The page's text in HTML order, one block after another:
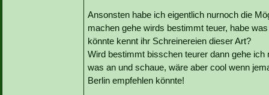
Ansonsten habe ich eigentlich nurnoch die
machen gehe wirds bestimmt teuer, habe
könnte kennt ihr Schreinereien dieser Art?
Wird bestimmt bisschen teurer dann gehe
was an und schaue, wäre aber cool wenn
Berlin empfehlen könnte!